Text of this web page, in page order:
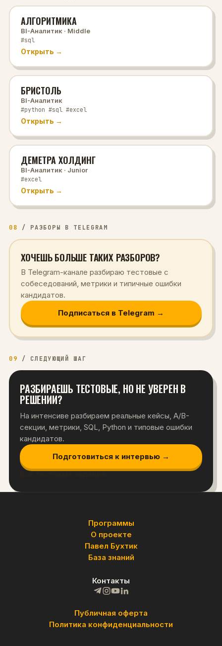
АЛГОРИТМИКА
BI-Аналитик · Middle
#sql
Открыть →
БРИСТОЛЬ
BI-Аналитик
#python #sql #excel
Открыть →
ДЕМЕТРА ХОЛДИНГ
BI-Аналитик · Junior
#excel
Открыть →
08 / РАЗБОРЫ В TELEGRAM
ХОЧЕШЬ БОЛЬШЕ ТАКИХ РАЗБОРОВ?
В Telegram-канале разбираю тестовые с
собеседований, метрики и типичные ошибки
кандидатов.
Подписаться в Telegram →
09 / СЛЕДУЮЩИЙ ШАГ
РАЗБИРАЕШЬ ТЕСТОВЫЕ, НО НЕ УВЕРЕН В
РЕШЕНИИ?
На интенсиве разбираем реальные кейсы, A/B-
секции, метрики, SQL, Python и типовые ошибки
кандидатов.
Подготовиться к интервью →
Все тестовые задания
Программы
О проекте
Павел Бухтик
База знаний
Контакты
Публичная оферта
Политика конфиденциальности